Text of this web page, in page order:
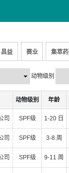
昌益 赛业 集萃
动物级别
动物级别 年龄
司 SPF级 1-20 日
司 SPF级 3-8 周
司 SPF级 9-11 周